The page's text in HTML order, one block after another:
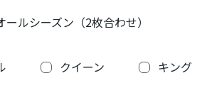
ールシーズン（2枚合わせ）
クイーン キング